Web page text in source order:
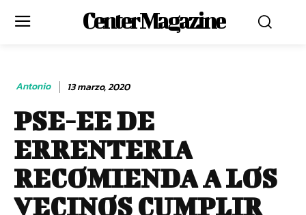
Center Magazine
Antonio 13 marzo, 2020
PSE-EE DE
ERRENTERIA
RECOMIENDA A LOS
VECINOS CUMPLIR